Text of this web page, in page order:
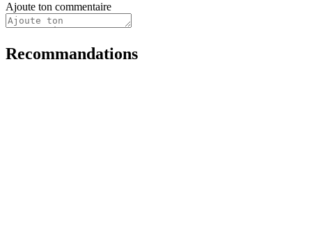
Ajoute ton commentaire
Recommandations